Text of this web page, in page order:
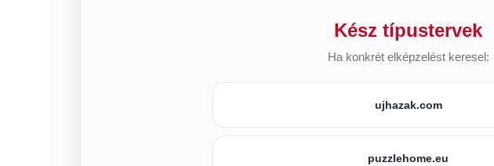
Kész típustervek
Ha konkrét elképzelést keresel:
ujhazak.com
puzzlehome.eu